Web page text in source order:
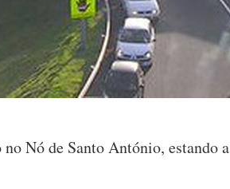
Nó de Santo António, estando a